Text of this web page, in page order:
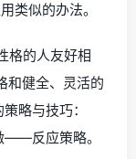
类似的办法。
格的人友好相
和健全、灵活的
略与技巧：
——反应策略。